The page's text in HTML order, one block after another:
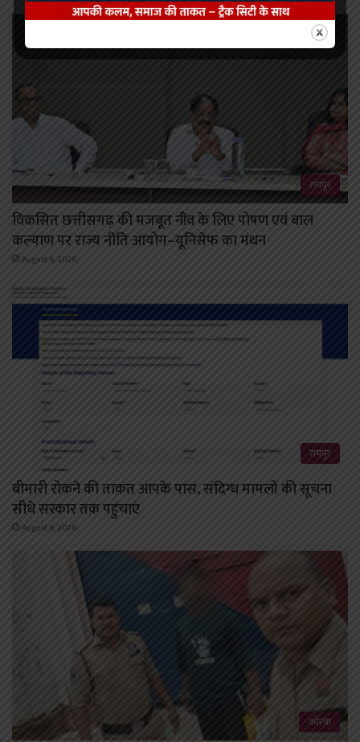
रायपुर
विकसित छत्तीसगढ़ की मजबूत नींव के लिए पोषण एवं बाल
कल्याण पर राज्य नीति आयोग–यूनिसेफ का मंथन
August 6, 2026
रायपुर
बीमारी रोकने की ताक़त आपके पास, संदिग्ध मामलों की सूचना
सीधे सरकार तक पहुंचाएं
August 6, 2026
कोरबा